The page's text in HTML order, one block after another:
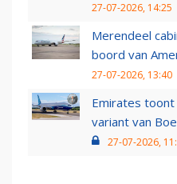
27-07-2026, 14:25
Merendeel
boord van
27-07-2026, 13:40
Emirates
variant van
27-07-2026,